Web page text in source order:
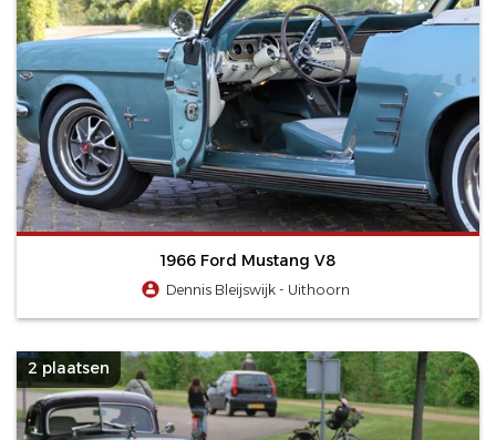
1966 Ford Mustang V8
Dennis Bleijswijk - Uithoorn
2 plaatsen